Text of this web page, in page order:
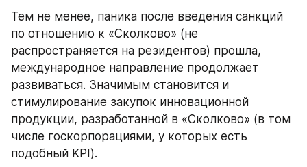
Тем не менее, паника после введения санкций
по отношению к «Сколково» (не
распространяется на резидентов) прошла,
международное направление продолжает
развиваться. Значимым становится и
стимулирование закупок инновационной
продукции, разработанной в «Сколково» (в том
числе госкорпорациями, у которых есть
подобный KPI).